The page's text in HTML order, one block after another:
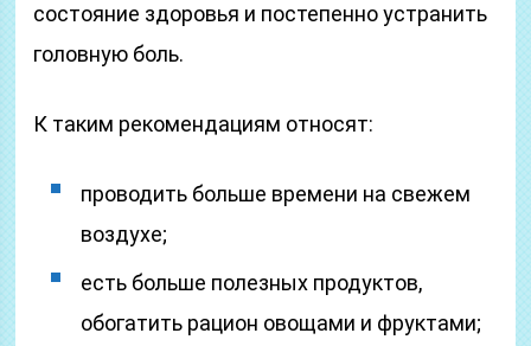
состояние здоровья и постепенно устранить
головную боль.
К таким рекомендациям относят:
проводить больше времени на свежем
воздухе;
есть больше полезных продуктов,
обогатить рацион овощами и фруктами;